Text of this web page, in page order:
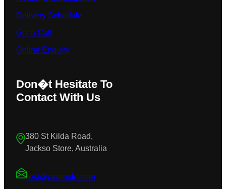
Delivery Schedule
Get a Call
Online Enquiry
Don�t Hesitate To
Contact With Us
380 St Kilda Road,
Jackso Store, Australia
test@example.com